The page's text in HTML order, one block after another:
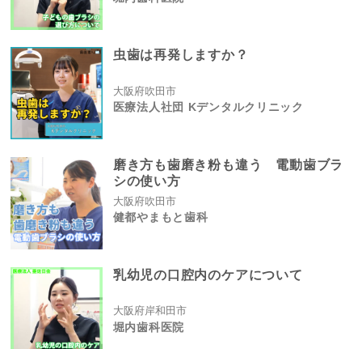
虫歯は再発しますか？
大阪府吹田市
医療法人社団 Kデンタルクリニック
磨き方も歯磨き粉も違う 電動歯ブラ
シの使い方
大阪府吹田市
健都やまもと歯科
乳幼児の口腔内のケアについて
大阪府岸和田市
堀内歯科医院